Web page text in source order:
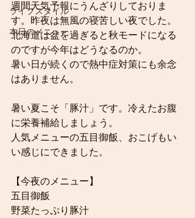
ライフスタイル
本日のメニュー
週間天気予報にうんざりしておりま
す。昨夜は無風の寝苦しい夜でした。
北海道は盆を過ぎると秋モードになる
のですが今年はどうなるのか。
暑い日が続くので熱中症対策にも余念
はありません。
暑い夏こそ「豚汁」です。冷えたお腹
に栄養補給しましょう。
人気メニューの五目御飯、おこげもい
い感じにできました。
【今夜のメニュー】
五目御飯
野菜たっぷり豚汁